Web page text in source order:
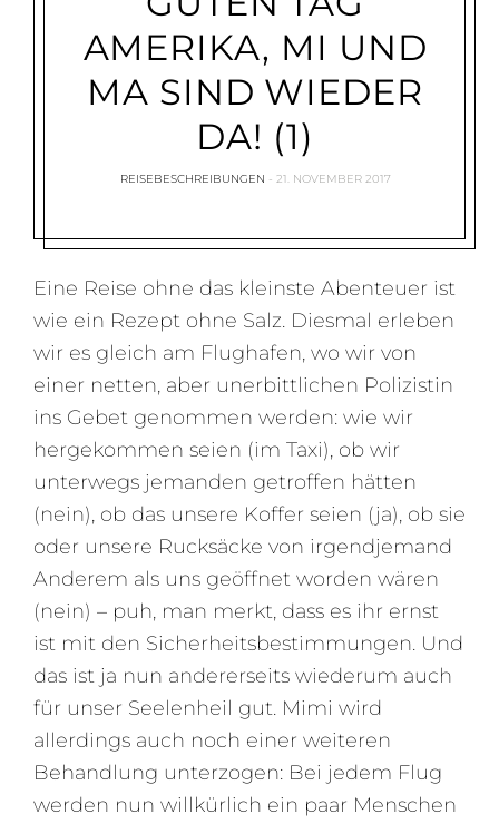
AMERIKA, MI UND
MA SIND WIEDER
DA! (1)
REISEBESCHREIBUNGEN 21. NOVEMBER 2017
Eine Reise ohne das kleinste Abenteuer ist
wie ein Rezept ohne Salz. Diesmal erleben
wir es gleich am Flughafen, wo wir von
einer netten, aber unerbittlichen Polizistin
ins Gebet genommen werden: wie wir
hergekommen seien (im Taxi), ob wir
unterwegs jemanden getroffen hätten
(nein), ob das unsere Koffer seien (ja), ob sie
oder unsere Rucksäcke von irgendjemand
Anderem als uns geöffnet worden wären
(nein) – puh, man merkt, dass es ihr ernst
ist mit den Sicherheitsbestimmungen. Und
das ist ja nun andererseits wiederum auch
für unser Seelenheil gut. Mimi wird
allerdings auch noch einer weiteren
Behandlung unterzogen: Bei jedem Flug
werden nun willkürlich ein paar Menschen